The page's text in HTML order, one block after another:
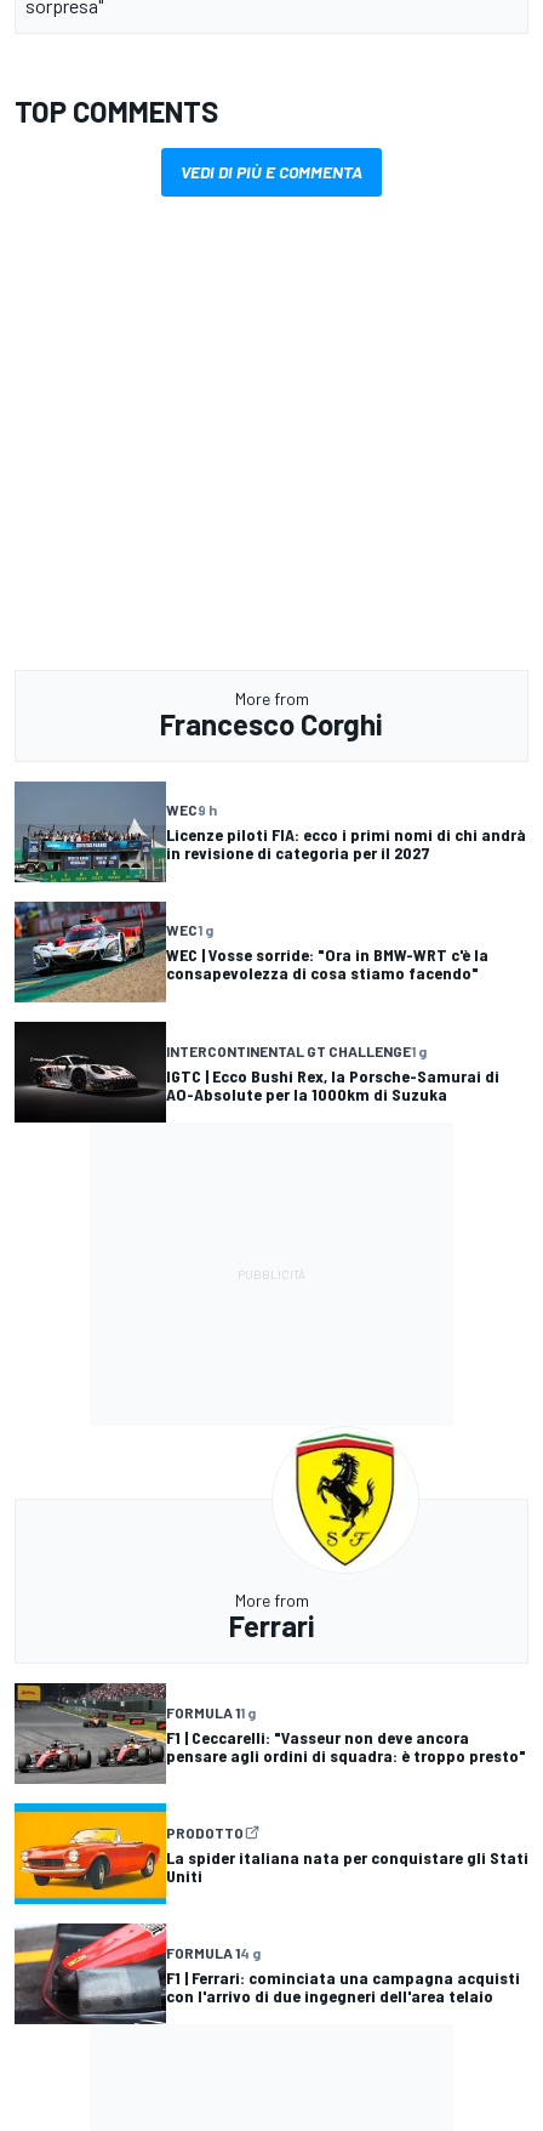
sorpresa"
TOP COMMENTS
VEDI DI PIÙ E COMMENTA
More from
Francesco Corghi
WEC9 h
Licenze piloti FIA: ecco i primi nomi di chi andrà
in revisione di categoria per il 2027
WEC1 g
WEC | Vosse sorride: "Ora in BMW-WRT c'è la
consapevolezza di cosa stiamo facendo"
INTERCONTINENTAL GT CHALLENGE1 g
IGTC | Ecco Bushi Rex, la Porsche-Samurai di
AO-Absolute per la 1000km di Suzuka
More from
Ferrari
FORMULA 11 g
F1 | Ceccarelli: "Vasseur non deve ancora
pensare agli ordini di squadra: è troppo presto"
PRODOTTO
La spider italiana nata per conquistare gli Stati
Uniti
FORMULA 14 g
F1 | Ferrari: cominciata una campagna acquisti
con l'arrivo di due ingegneri dell'area telaio